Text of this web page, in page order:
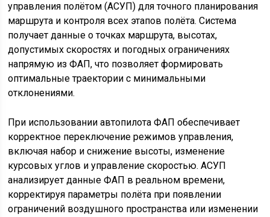
управления полётом (АСУП) для точного планирования
маршрута и контроля всех этапов полёта. Система
получает данные о точках маршрута, высотах,
допустимых скоростях и погодных ограничениях
напрямую из ФАП, что позволяет формировать
оптимальные траектории с минимальными
отклонениями.
При использовании автопилота ФАП обеспечивает
корректное переключение режимов управления,
включая набор и снижение высоты, изменение
курсовых углов и управление скоростью. АСУП
анализирует данные ФАП в реальном времени,
корректируя параметры полёта при появлении
ограничений воздушного пространства или изменении